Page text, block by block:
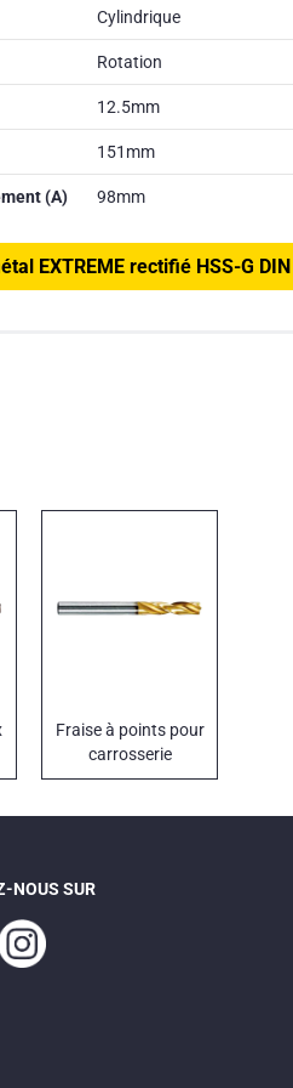
Cylindrique
Rotation
12.5mm
151mm
(A) 98mm
EXTREME rectifié HSS-G
Fraise à points pour
carrosserie
PREMIUM ZENITH
NOUS SUR